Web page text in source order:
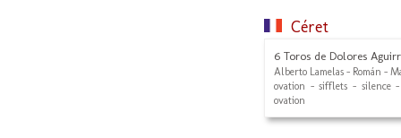
Céret
6 Toros de Dolores
Alberto Lamelas - Román -
ovation - sifflets - silence
ovation